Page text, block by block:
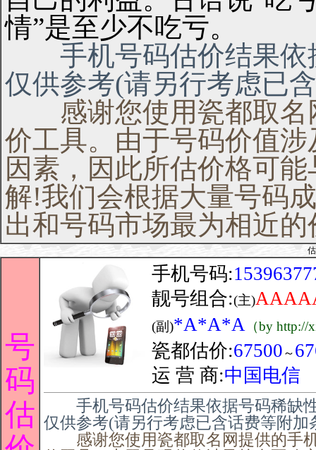
情”是至少不吃亏。
手机号码估价结果依
仅供参考(请另行考虑已
感谢您使用瓷都取名
价工具。由于号码价值
因素，因此所估价格可
解!我们会根据大量号码
出和号码市场最为相近的
号
码
估
手机号码:
靓号组合:(主)
(副)*A*A*A （by
瓷都估价:67500 ～
运 营 商:中国电信
手机号码估价结果依据号码稀缺
仅供参考(请另行考虑已含话费等附加
感谢您使用瓷都取名网提供的手